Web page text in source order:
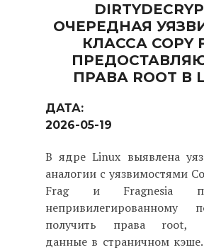
ОЧЕРЕДНАЯ
КЛАССА COPY
ПРАВА ROOT В
ДАТА:
2026-05-19
В ядре Linux выявлена
аналогии с уязвимостями
Frag и Fragnesia
непривилегированному
получить права root,
данные в страничном